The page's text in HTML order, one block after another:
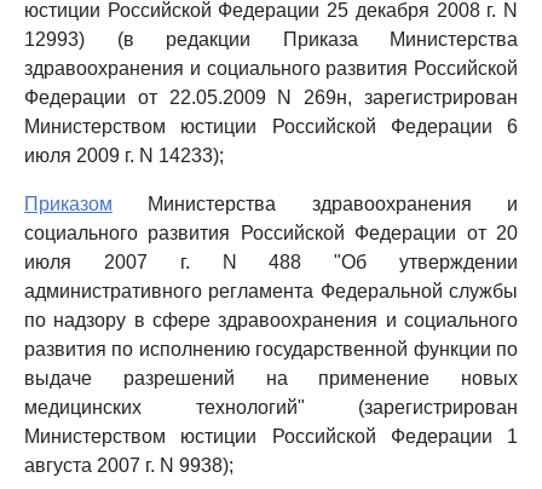
юстиции Российской Федерации 25 декабря 2008 г. N
12993) (в редакции Приказа Министерства
здравоохранения и социального развития Российской
Федерации от 22.05.2009 N 269н, зарегистрирован
Министерством юстиции Российской Федерации 6
июля 2009 г. N 14233);
Приказом Министерства здравоохранения и
социального развития Российской Федерации от 20
июля 2007 г. N 488 "Об утверждении
административного регламента Федеральной службы
по надзору в сфере здравоохранения и социального
развития по исполнению государственной функции по
выдаче разрешений на применение новых
медицинских технологий" (зарегистрирован
Министерством юстиции Российской Федерации 1
августа 2007 г. N 9938);